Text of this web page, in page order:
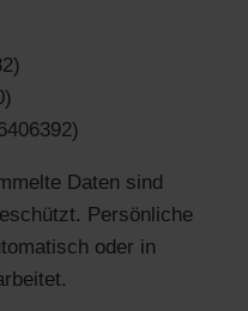
Daten sind
Persönliche
oder in